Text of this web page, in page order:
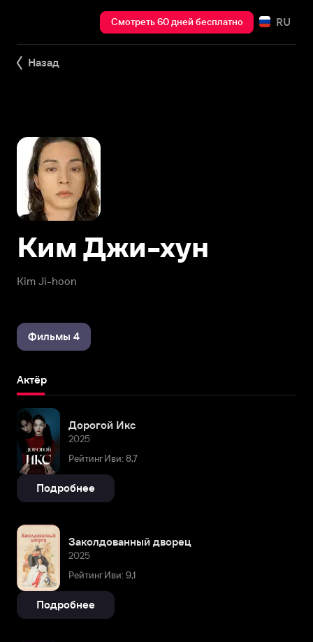
Смотреть 60 дней бесплатно RU
Назад
Kim Ji-hoon
Ким Джи-хун
Фильмы 4
Актёр
Дорогой Икс
2025
Рейтинг Иви: 8,7
Подробнее
Заколдованный дворец
2025
Рейтинг Иви: 9,1
Подробнее